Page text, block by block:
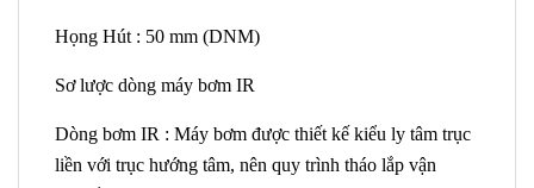
Họng Hút : 50 mm (DNM)
Sơ lược dòng máy bơm IR
Dòng bơm IR : Máy bơm được thiết kế kiểu ly tâm trục
liền với trục hướng tâm, nên quy trình tháo lắp vận